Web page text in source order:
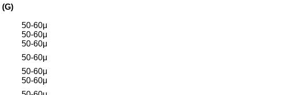
50-60μ
50-60μ
50-60μ
50-60μ
50-60μ
50-60μ